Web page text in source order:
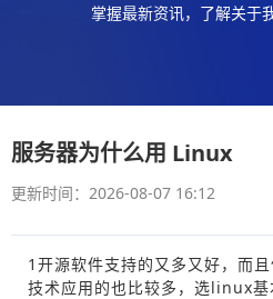
掌握最新资讯，了解关于
服务器为什么用 Linux
更新时间：2026-08-07 16:12
1开源软件支持的又多又好，而
技术应用的也比较多，选linux基